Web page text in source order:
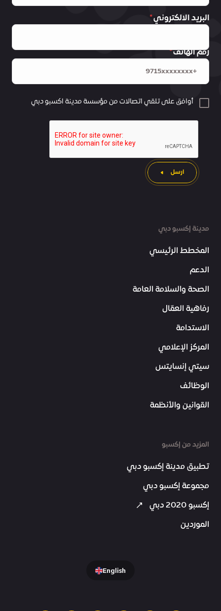
مدينة إكسبو دبي
المخطط الرئيسي
الدعم
الصحة والسلامة العامة
رفاهية العمّال
الاستدامة
المركز الإعلامي
سيتي إنسايتس
الوظائف
القوانين والأنظمة
المزيد من إكسبو
تطبيق مدينة إكسبو دبي
مجموعة إكسبو دبي
إكسبو 2020 دبي
الموردين
البريد الالكتروني
رقم الهاتف
أوافق على تلقي اتصالات من مؤسسة مدينة اكسبو دبي
ارسل
English